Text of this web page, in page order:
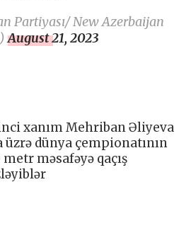
Partiyası/ New Azerbaijan
August 21, 2023
xanım Mehriban Əliyeva
dünya çempionatının
məsafəyə qaçış